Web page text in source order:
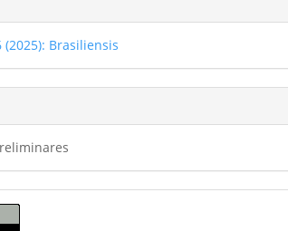
(2025): Brasiliensis